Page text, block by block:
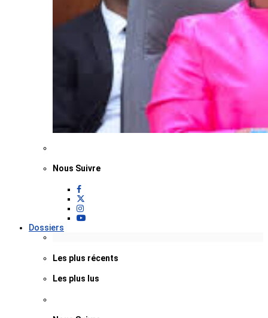
Nous Suivre
Dossiers
Les plus récents
Les plus lus